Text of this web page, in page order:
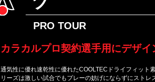
PRO TOUR
カラカルプロ契約選手用にデザ
通気性に優れ速乾性に優れたCOOLTECドライフィット
リーズは激しい試合でもプレーの妨げにならずにストレ